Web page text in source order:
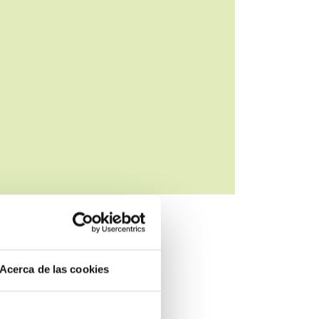
Acerca de las cookies